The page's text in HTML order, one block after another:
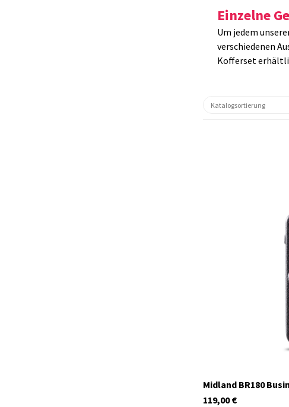
Einzelne
Um jedem
verschiedenen
Kofferset
Midland BR180
€
119,00